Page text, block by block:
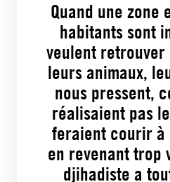
Quand une zone
habitants sont
veulent
leurs animaux,
nous pressent,
réalisaient pas
feraient courir à
en revenant trop
djihadiste a